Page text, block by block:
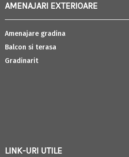
AMENAJARI EXTERIOARE
Amenajare gradina
Balcon si terasa
Gradinarit
LINK-URI UTILE